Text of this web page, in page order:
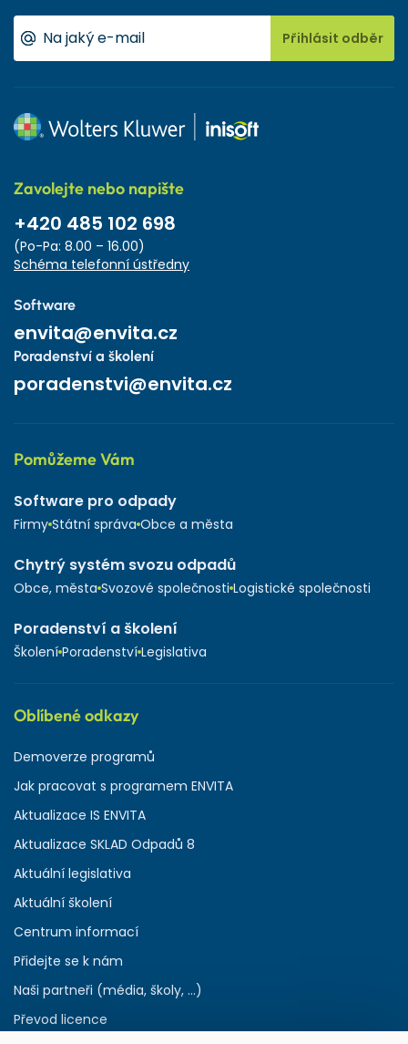
Přihlásit odběr
Zavolejte nebo napište
+420 485 102 698
(Po-Pa: 8.00 – 16.00)
Schéma telefonní ústředny
Software
envita@envita.cz
Poradenství a školení
poradenstvi@envita.cz
Pomůžeme Vám
Software pro odpady
Firmy Státní správa Obce a města
Chytrý systém svozu odpadů
Obce, města Svozové společnosti Logistické společnosti
Poradenství a školení
Školení Poradenství Legislativa
Oblíbené odkazy
Demoverze programů
Jak pracovat s programem ENVITA
Aktualizace IS ENVITA
Aktualizace SKLAD Odpadů 8
Aktuální legislativa
Aktuální školení
Centrum informací
Přidejte se k nám
Naši partneři (média, školy, ...)
Převod licence